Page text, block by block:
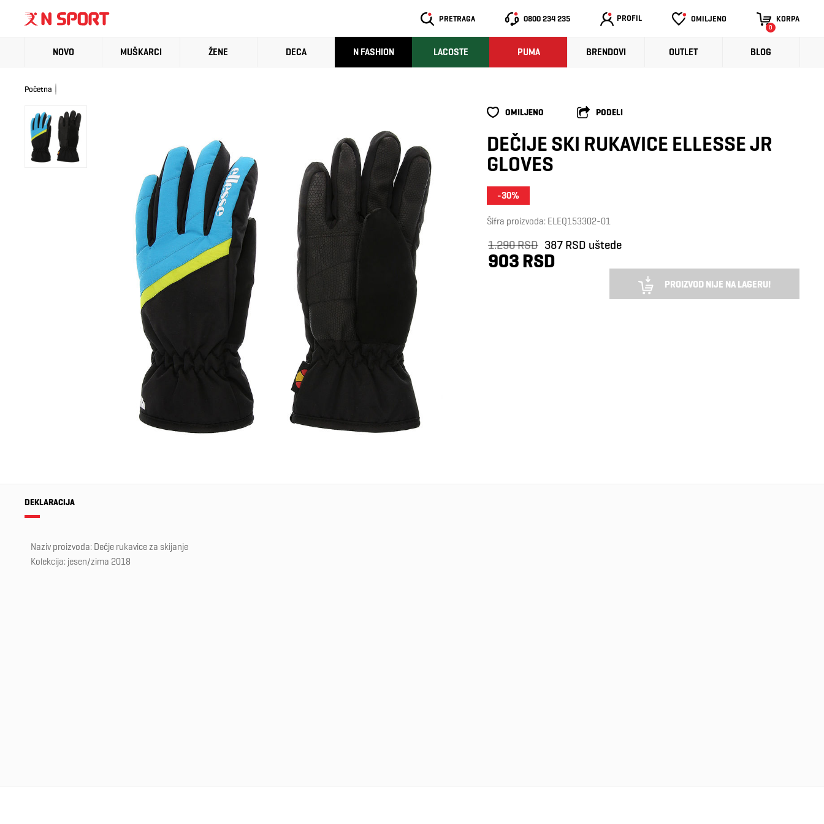
PRETRAGA 0800 234 235 PROFIL OMILJENO KORPA
0
NOVO MUŠKARCI ŽENE DECA N FASHION LACOSTE PUMA BRENDOVI OUTLET BLOG
Početna
OMILJENO PODELI
DEČIJE SKI RUKAVICE ELLESSE JR
GLOVES
-30%
Šifra proizvoda: ELEQ153302-01
1.290 RSD 387 RSD uštede
903 RSD
PROIZVOD NIJE NA LAGERU!
DEKLARACIJA
Naziv proizvoda: Dečje rukavice za skijanje
Kolekcija: jesen/zima 2018